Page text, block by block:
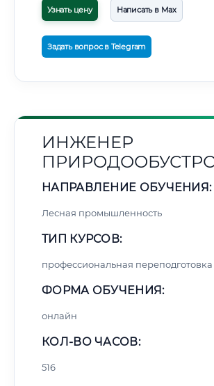
Узнать цену Написать в Max
Задать вопрос в Telegram
ИНЖЕНЕР
НАПРАВЛЕНИЕ ОБУЧЕНИЯ:
Лесная промышленность
ТИП КУРСОВ:
профессиональная переподготовка
ФОРМА ОБУЧЕНИЯ:
онлайн
КОЛ-ВО ЧАСОВ:
516